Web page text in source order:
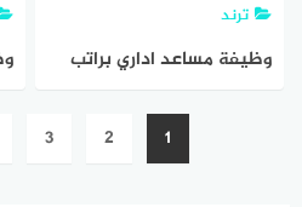
ترند
وظيفة مساعد اداري براتب
1
2
3